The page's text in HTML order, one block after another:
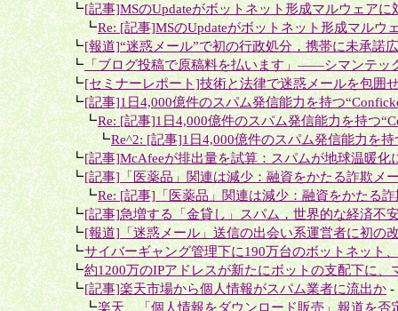
＋┗[記事]MSのUpdateがボットネット形成マルウェアに
＋＋┗Re: [記事]MSのUpdateがボットネット形成マルウ
＋┗[報道]“迷惑メール”で初の行政処分，携帯に未承諾
＋┗「ブログ投稿で原稿料を払います」――シマンテッ
＋┗[セミナーレポート]技術と法律で迷惑メールを包囲
＋┗[記事]1日4,000億件のスパム発信能力を持つ
＋＋┗Re: [記事]1日4,000億件のスパム発信能力を持つ
＋＋＋┗Re^2: [記事]1日4,000億件のスパム発信能力を持
＋┗[記事]McAfeeが排出量を試算：スパムが地球温暖化
＋┗[記事]「医薬品」関連は減少：融資をかたる詐欺メ
＋＋┗Re: [記事]「医薬品」関連は減少：融資をかたる
＋┗[記事]急増する「金貸し」スパム，世界的な経済不
＋┗[報道]「迷惑メール」送信の出会い系運営者に初の
＋┗サイバーギャング管理下に190万台のボットネット
＋┗約1200万のIPアドレスが新たにボットの支配下に、
＋┗[記事]楽天市場から個人情報がスパム業者に流出か-
＋＋┗楽天、「個人情報をダウンロード販売」報道を否